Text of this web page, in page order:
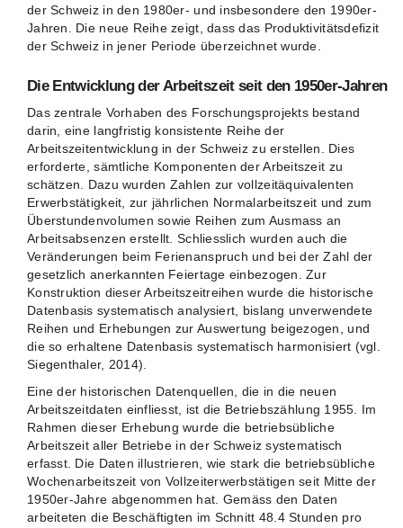
der Schweiz in den 1980er- und insbesondere den 1990er-
Jahren. Die neue Reihe zeigt, dass das Produktivitätsdefizit
der Schweiz in jener Periode überzeichnet wurde.
Die Entwicklung der Arbeitszeit seit den 1950er-Jahren
Das zentrale Vorhaben des Forschungsprojekts bestand
darin, eine langfristig konsistente Reihe der
Arbeitszeitentwicklung in der Schweiz zu erstellen. Dies
erforderte, sämtliche Komponenten der Arbeitszeit zu
schätzen. Dazu wurden Zahlen zur vollzeitäquivalenten
Erwerbstätigkeit, zur jährlichen Normalarbeitszeit und zum
Überstundenvolumen sowie Reihen zum Ausmass an
Arbeitsabsenzen erstellt. Schliesslich wurden auch die
Veränderungen beim Ferienanspruch und bei der Zahl der
gesetzlich anerkannten Feiertage einbezogen. Zur
Konstruktion dieser Arbeitszeitreihen wurde die historische
Datenbasis systematisch analysiert, bislang unverwendete
Reihen und Erhebungen zur Auswertung beigezogen, und
die so erhaltene Datenbasis systematisch harmonisiert (vgl.
Siegenthaler, 2014).
Eine der historischen Datenquellen, die in die neuen
Arbeitszeitdaten einfliesst, ist die Betriebszählung 1955. Im
Rahmen dieser Erhebung wurde die betriebsübliche
Arbeitszeit aller Betriebe in der Schweiz systematisch
erfasst. Die Daten illustrieren, wie stark die betriebsübliche
Wochenarbeitszeit von Vollzeiterwerbstätigen seit Mitte der
1950er-Jahre abgenommen hat. Gemäss den Daten
arbeiteten die Beschäftigten im Schnitt 48.4 Stunden pro